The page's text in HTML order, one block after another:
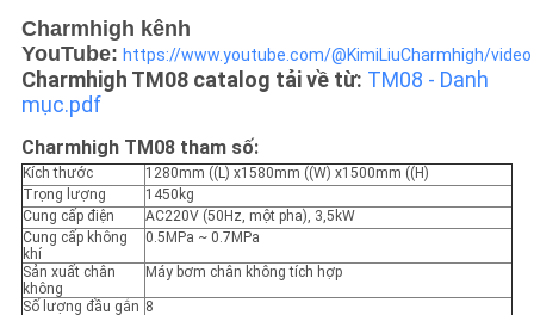
Charmhigh kênh
YouTube: https://www.youtube.com/@KimiLiuCharmhigh/video
Charmhigh TM08 catalog tải về từ: TM08 - Danh
mục.pdf
Charmhigh TM08 tham số:
Kích thước
1280mm ((L) x1580mm ((W) x1500mm ((H)
Trọng lượng
1450kg
Cung cấp điện
AC220V (50Hz, một pha), 3,5kW
Cung cấp không
khí
0.5MPa ~ 0.7MPa
Sản xuất chân
không
Máy bơm chân không tích hợp
Số lượng đầu gắn 8